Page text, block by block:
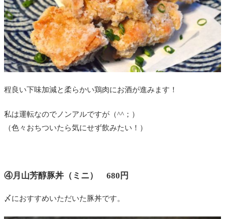
程良い下味加減と柔らかい鶏肉にお酒が進みます！
私は運転なのでノンアルですが（^^；）
（色々おちついたら気にせず飲みたい！）
④月山芳醇豚丼（ミニ） 680円
〆におすすめいただいた豚丼です。